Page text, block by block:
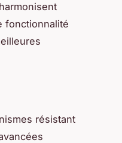
fonctionnalité
résistant